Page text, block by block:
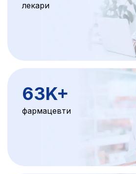
лекари
63K+
фармацевти